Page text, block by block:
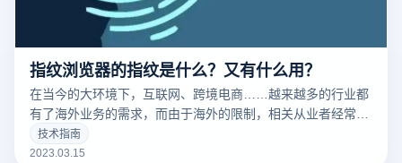
指纹浏览器的指纹是什么？又有什么用？
在当今的大环境下，互联网、跨境电商……越来越多的行业都
有了海外业务的需求，而由于海外的限制，相关从业者经常要
针对不同的工作内容用到不同的IP，这时候便要用到指纹浏览
器。要清楚的了解什么是指纹浏览器之前，我们需要知道什么
技术指南
2023.03.15